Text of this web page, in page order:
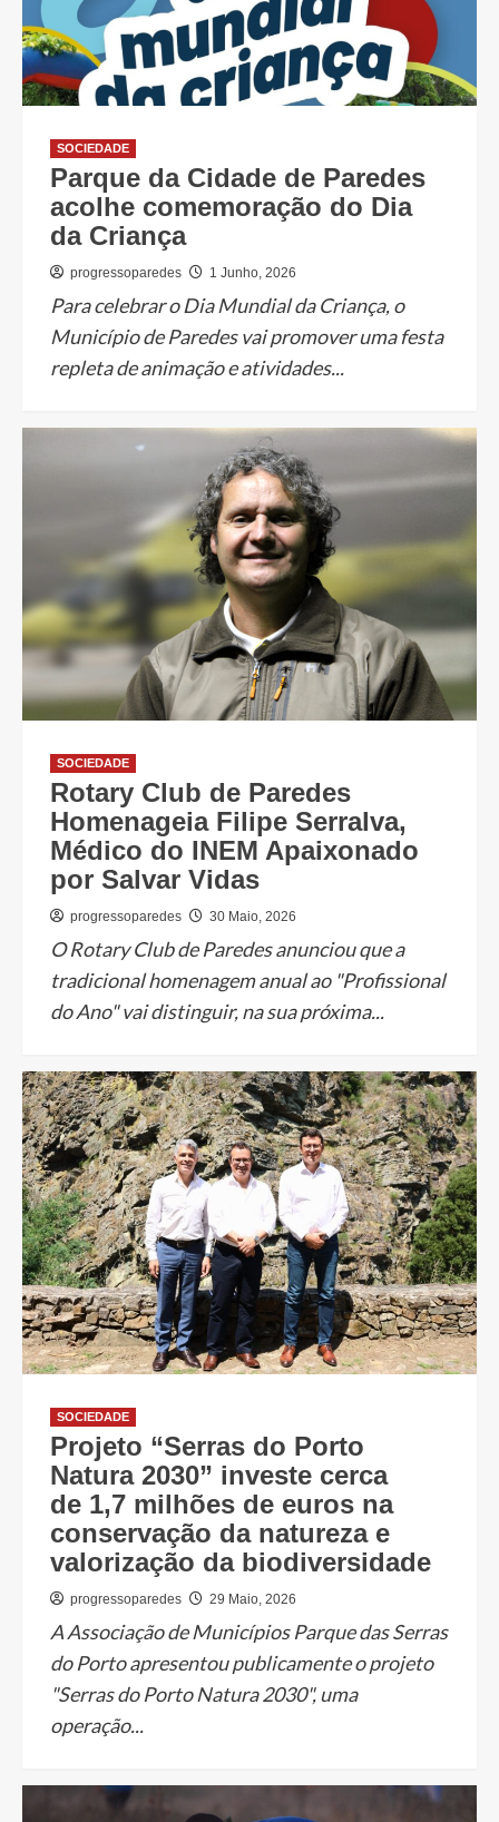
SOCIEDADE
Parque da Cidade de Paredes
acolhe comemoração do Dia
da Criança
progressoparedes 1 Junho, 2026
Para celebrar o Dia Mundial da Criança, o
Município de Paredes vai promover uma festa
repleta de animação e atividades...
SOCIEDADE
Rotary Club de Paredes
Homenageia Filipe Serralva,
Médico do INEM Apaixonado
por Salvar Vidas
progressoparedes 30 Maio, 2026
O Rotary Club de Paredes anunciou que a
tradicional homenagem anual ao "Profissional
do Ano" vai distinguir, na sua próxima...
SOCIEDADE
Projeto “Serras do Porto
Natura 2030” investe cerca
de 1,7 milhões de euros na
conservação da natureza e
valorização da biodiversidade
progressoparedes 29 Maio, 2026
A Associação de Municípios Parque das Serras
do Porto apresentou publicamente o projeto
"Serras do Porto Natura 2030", uma
operação...